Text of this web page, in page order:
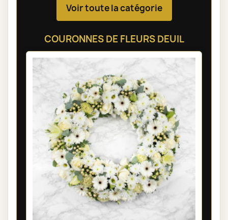
Voir toute la catégorie
COURONNES DE FLEURS DEUIL